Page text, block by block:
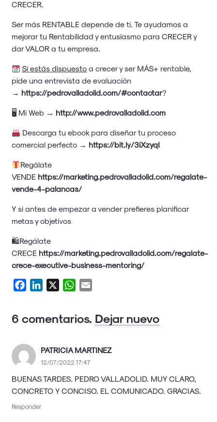
CRECER.
Ser más RENTABLE depende de ti. Te ayudamos a
mejorar tu Rentabilidad y entusiasmo para CRECER y
dar VALOR a tu empresa.
Si estás dispuesto a crecer y ser MÁS+ rentable,
pide una entrevista de evaluación
→ https://pedrovalladolid.com/#contactar?
🖥 Mi Web → http://www.pedrovalladolid.com
Descarga tu ebook para diseñar tu proceso
comercial perfecto → https://bit.ly/3iXzyqI
Regálate
VENDE https://marketing.pedrovalladolid.com/regalate-
vende-4-palancas/
Y si antes de empezar a vender prefieres planificar
metas y objetivos
🛍Regálate
CRECE https://marketing.pedrovalladolid.com/regalate-
crece-executive-business-mentoring/
FacebookLinkedIn WhatsApp
6 comentarios. Dejar nuevo
PATRICIA MARTINEZ
12/07/2022 17:47
BUENAS TARDES. PEDRO VALLADOLID. MUY CLARO,
CONCRETO Y CONCISO. EL COMUNICADO. GRACIAS.
Responder